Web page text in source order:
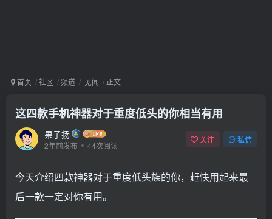
首页 社区 频道 见闻 正文
这四款手机神器对于重度低头的你相当有用
果子扬
2年前发布 44次阅读
关注 私信
今天介绍四款神器对于重度低头族的你，赶快用起来最
后一款一定对你有用。